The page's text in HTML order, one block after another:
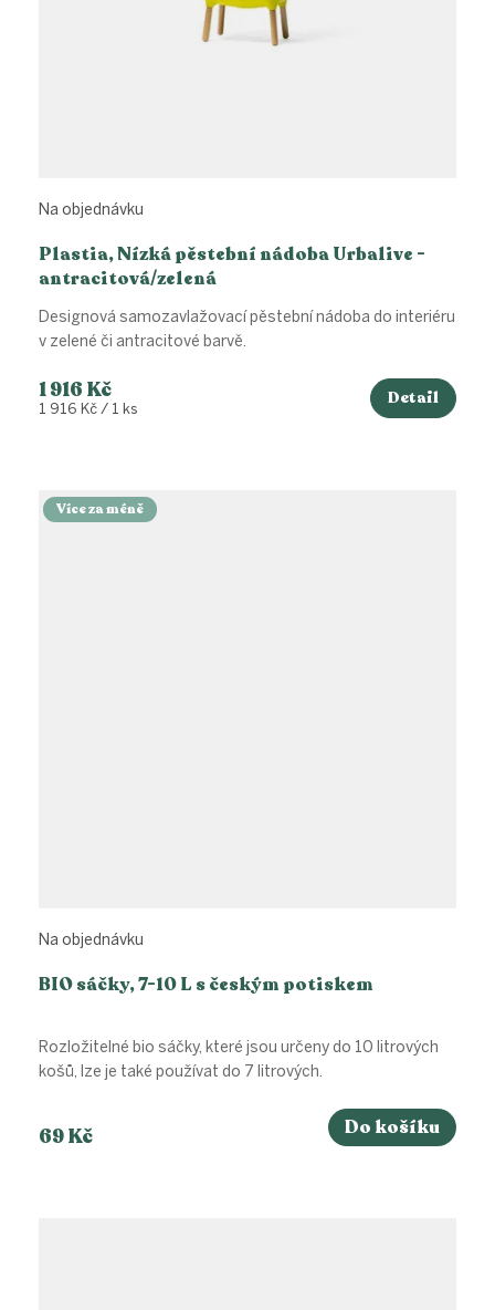
Plastia, Nízká pěstební nádoba Urbalive -
antracitová/zelená
Na objednávku
1 916 Kč
Měrná
1 916 Kč / 1 ks
Detail
Designová samozavlažovací pěstební nádoba do interiéru
v zelené či antracitové barvě.
Více za méně
BIO sáčky, 7-10 L s českým potiskem
Na objednávku
69 Kč Do košíku
Rozložitelné bio sáčky, které jsou určeny do 10 litrových
košů, lze je také používat do 7 litrových.